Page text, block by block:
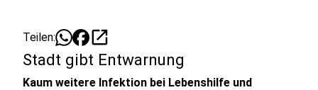
Teilen: open_in_new
Stadt gibt Entwarnung
Kaum weitere Infektion bei Lebenshilfe und